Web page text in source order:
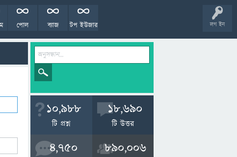
লগ ইন
টপ ইউজার
ব্যাজ
পোল
10,988
টি প্রশ্ন
18,690
টি উত্তর
4,750 890,006